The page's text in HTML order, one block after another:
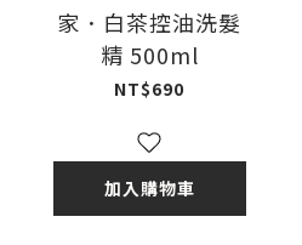
家．白茶控油洗髮
精 500ml
NT$690
加入購物車